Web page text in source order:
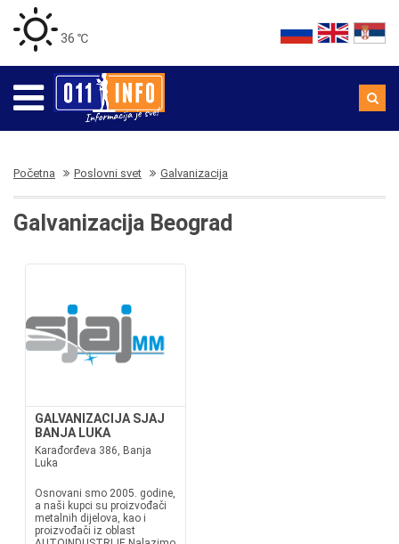
36 ℃
Početna Poslovni svet Galvanizacija
Galvanizacija Beograd
GALVANIZACIJA SJAJ
BANJA LUKA
Karađorđeva 386, Banja
Luka
Osnovani smo 2005. godine,
a naši kupci su proizvođači
metalnih dijelova, kao i
proizvođači iz oblast